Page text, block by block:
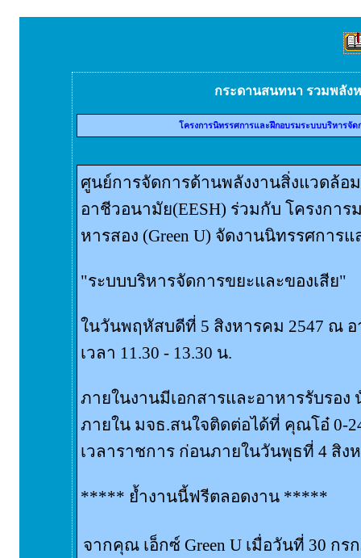
กระดานสนทนา รวมพลัง
โครงการนิทรรศการและฝึกอบรมระบบบริหารจัด
ศูนย์การจัดการด้านพลังงานสิ่งแวดล้อ
อาชีวอนามัย(EESH) ร่วมกับ โครงกา
หารสอง (Green U) จัดงานนิทรรศการ
"ระบบบริหารจัดการขยะและของเสีย"
ในวันพฤหัสบดีที่ 5 สิงหารคม 2547 ณ อ
เวลา 11.30 - 13.30 น.
ภายในงานมีเอกสารและอาหารรับรอ
ภายใน มจธ.สนใจติดต่อได้ที่ คุณโอ๋ 0-
เวลาราชการ ก่อนภายในวันพุธที่ 4 สิง
***** ย้ำงานนี้ฟรีตลอดงาน *****
จากคุณ เอ็กซ์ Green U เมื่อวันที่ 30 กร